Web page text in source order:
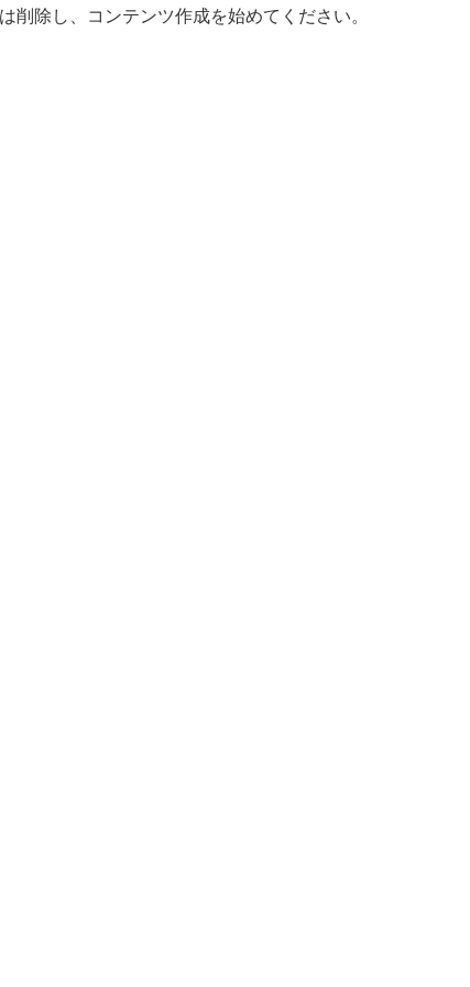
除し、コンテンツ作成を始めてください。